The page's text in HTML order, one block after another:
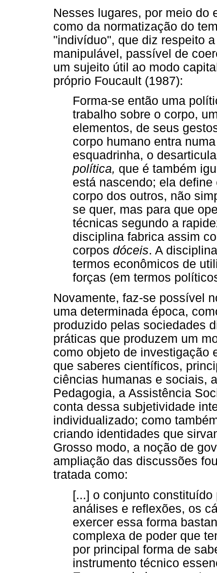
Nesses lugares, por meio do
como da normatização do
"indivíduo", que diz respeito
manipulável, passível de
um sujeito útil ao modo
próprio Foucault (1987):
Forma-se então uma
trabalho sobre o corpo,
elementos, de seus
corpo humano entra
esquadrinha, o
política, que é também
está nascendo; ela
corpo dos outros, não
se quer, mas para que
técnicas segundo a
disciplina fabrica assim
corpos dóceis. A
termos econômicos de
forças (em termos
Novamente, faz-se possível
uma determinada época,
produzido pelas sociedades
práticas que produzem um
como objeto de investigação
que saberes científicos,
ciências humanas e sociais,
Pedagogia, a Assistência
conta dessa subjetividade
individualizado; como
criando identidades que
Grosso modo, a noção de
ampliação das discussões
tratada como:
[...] o conjunto
análises e reflexões, os
exercer essa forma
complexa de poder que
por principal forma de
instrumento técnico